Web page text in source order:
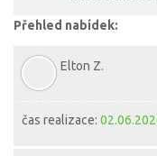
Přehled nabídek:
Elton Z.
čas realizace: